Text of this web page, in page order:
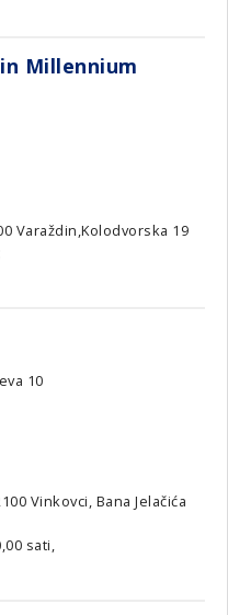
Millennium
Varaždin,Kolodvorska 19
10
Vinkovci, Bana Jelačića
sati,